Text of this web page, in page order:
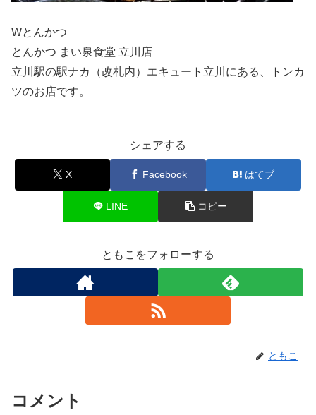
Wとんかつ
とんかつ まい泉食堂 立川店
立川駅の駅ナカ（改札内）エキュート立川にある、トンカ
ツのお店です。
シェアする
X Facebook はてブ
LINE コピー
ともこをフォローする
ともこ
コメント